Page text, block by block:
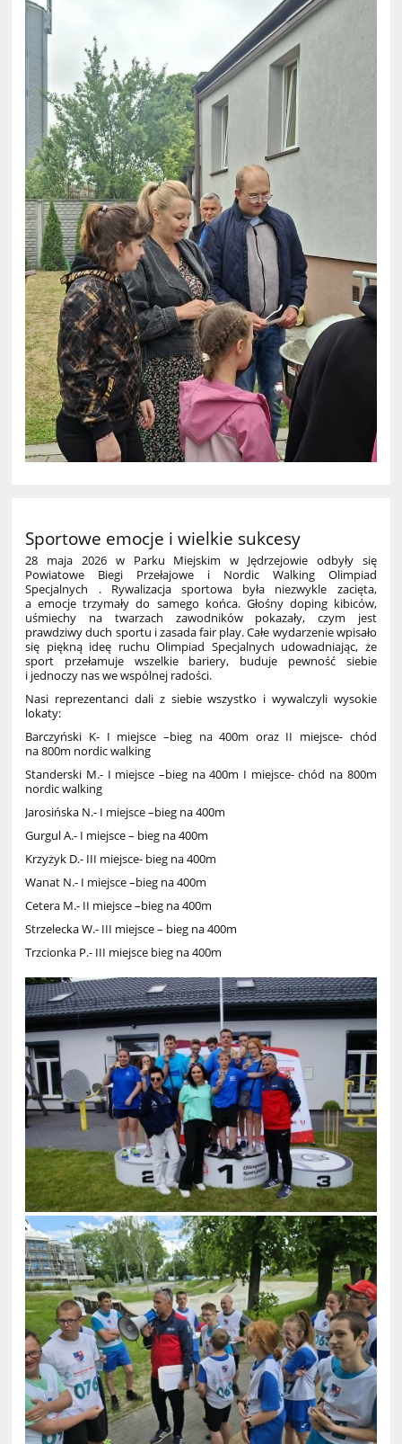
Sportowe emocje i wielkie sukcesy
28 maja 2026 w Parku Miejskim w Jędrzejowie odbyły się
Powiatowe Biegi Przełajowe i Nordic Walking Olimpiad
Specjalnych . Rywalizacja sportowa była niezwykle zacięta,
a emocje trzymały do samego końca. Głośny doping kibiców,
uśmiechy na twarzach zawodników pokazały, czym jest
prawdziwy duch sportu i zasada fair play. Całe wydarzenie wpisało
się piękną ideę ruchu Olimpiad Specjalnych udowadniając, że
sport przełamuje wszelkie bariery, buduje pewność siebie
i jednoczy nas we wspólnej radości.
Nasi reprezentanci dali z siebie wszystko i wywalczyli wysokie
lokaty:
Barczyński K- I miejsce –bieg na 400m oraz II miejsce- chód
na 800m nordic walking
Standerski M.- I miejsce –bieg na 400m I miejsce- chód na 800m
nordic walking
Jarosińska N.- I miejsce –bieg na 400m
Gurgul A.- I miejsce – bieg na 400m
Krzyżyk D.- III miejsce- bieg na 400m
Wanat N.- I miejsce –bieg na 400m
Cetera M.- II miejsce –bieg na 400m
Strzelecka W.- III miejsce – bieg na 400m
Trzcionka P.- III miejsce bieg na 400m